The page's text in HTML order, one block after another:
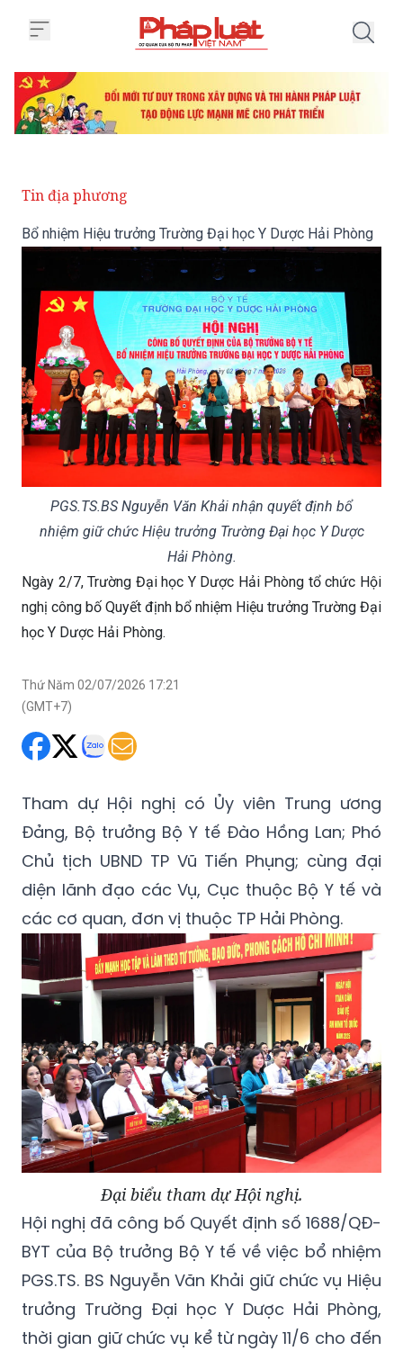
Tin địa phương
Bổ nhiệm Hiệu trưởng Trường Đại học Y Dược Hải Phòng
PGS.TS.BS Nguyễn Văn Khải nhận quyết định bổ
nhiệm giữ chức Hiệu trưởng Trường Đại học Y Dược
Hải Phòng.
Ngày 2/7, Trường Đại học Y Dược Hải Phòng tổ chức Hội
nghị công bố Quyết định bổ nhiệm Hiệu trưởng Trường Đại
học Y Dược Hải Phòng.
Thứ Năm 02/07/2026 17:21
(GMT+7)
Tham dự Hội nghị có Ủy viên Trung ương
Đảng, Bộ trưởng Bộ Y tế Đào Hồng Lan; Phó
Chủ tịch UBND TP Vũ Tiến Phụng; cùng đại
diện lãnh đạo các Vụ, Cục thuộc Bộ Y tế và
các cơ quan, đơn vị thuộc TP Hải Phòng.
Đại biểu tham dự Hội nghị.
Hội nghị đã công bố Quyết định số 1688/QĐ-
BYT của Bộ trưởng Bộ Y tế về việc bổ nhiệm
PGS.TS. BS Nguyễn Văn Khải giữ chức vụ Hiệu
trưởng Trường Đại học Y Dược Hải Phòng,
thời gian giữ chức vụ kể từ ngày 11/6 cho đến